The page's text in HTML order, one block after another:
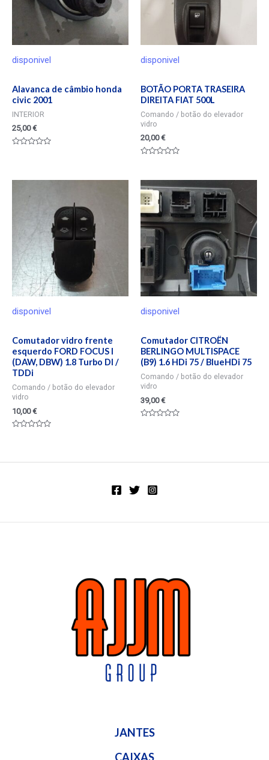
disponivel
Alavanca de câmbio honda
civic 2001
INTERIOR
25,00€
5
disponivel
BOTÃO PORTA TRASEIRA
DIREITA FIAT 500L
Comando / botão do elevador
vidro
20,00€
5
disponivel
Comutador vidro frente
esquerdo FORD FOCUS I
(DAW, DBW) 1.8 Turbo DI /
TDDi
Comando / botão do elevador
vidro
10,00€
5
disponivel
Comutador CITROËN
BERLINGO MULTISPACE
(B9) 1.6 HDi 75 / BlueHDi 75
Comando / botão do elevador
vidro
39,00€
JANTES
CAIXAS